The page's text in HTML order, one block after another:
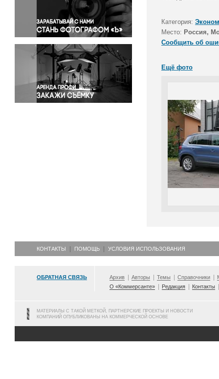
Правосудие
Происшествия и конфликты
Религия
Светская жизнь
Спорт
Экология
Экономика и бизнес
Категория:
Место: Россия,
Сообщить об
Ещё фото
КОНТАКТЫ ПОМОЩЬ УСЛОВИЯ ИСПОЛЬЗОВАНИЯ
ОБРАТНАЯ СВЯЗЬ Архив Авторы Темы Справочники
О «Коммерсанте»
Редакция Контакты
МАТЕРИАЛЫ С ТАКОЙ МЕТКОЙ, ПАРТНЕРСКИЕ ПРОЕКТЫ И НОВОСТИ
КОМПАНИЙ ОПУБЛИКОВАНЫ НА КОММЕРЧЕСКОЙ ОСНОВЕ